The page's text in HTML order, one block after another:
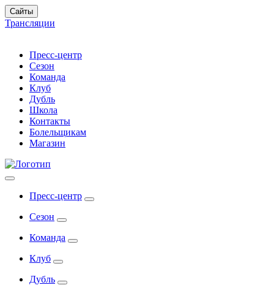
Сайты
Трансляции
Пресс-центр
Сезон
Команда
Клуб
Дубль
Школа
Контакты
Болельщикам
Магазин
Пресс-центр
Сезон
Команда
Клуб
Дубль